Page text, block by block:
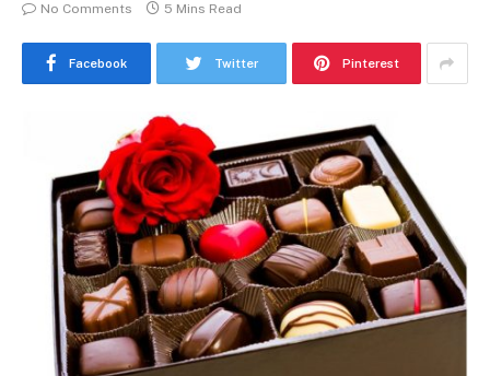
No Comments
5 Mins Read
Facebook Twitter Pinterest